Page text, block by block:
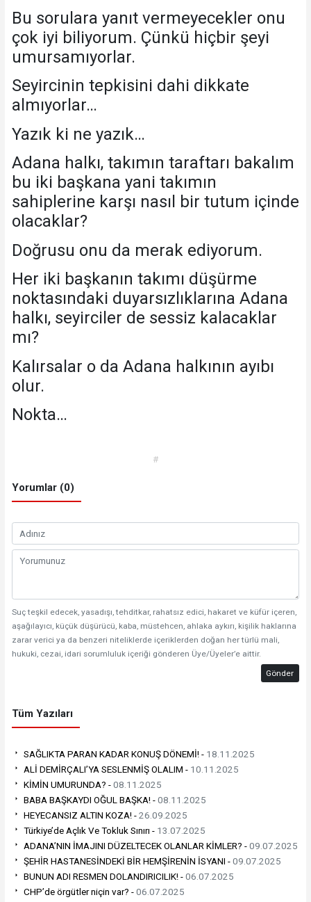
Bu sorulara yanıt vermeyecekler onu
çok iyi biliyorum. Çünkü hiçbir şeyi
umursamıyorlar.
Seyircinin tepkisini dahi dikkate
almıyorlar…
Yazık ki ne yazık…
Adana halkı, takımın taraftarı bakalım
bu iki başkana yani takımın
sahiplerine karşı nasıl bir tutum içinde
olacaklar?
Doğrusu onu da merak ediyorum.
Her iki başkanın takımı düşürme
noktasındaki duyarsızlıklarına Adana
halkı, seyirciler de sessiz kalacaklar
mı?
Kalırsalar o da Adana halkının ayıbı
olur.
Nokta…
#
Yorumlar (0)
Suç teşkil edecek, yasadışı, tehditkar, rahatsız edici, hakaret ve küfür içeren,
aşağılayıcı, küçük düşürücü, kaba, müstehcen, ahlaka aykırı, kişilik haklarına
zarar verici ya da benzeri niteliklerde içeriklerden doğan her türlü mali,
hukuki, cezai, idari sorumluluk içeriği gönderen Üye/Üyeler’e aittir.
Gönder
Tüm Yazıları
SAĞLIKTA PARAN KADAR KONUŞ DÖNEMİ! - 18.11.2025
ALİ DEMİRÇALI’YA SESLENMİŞ OLALIM - 10.11.2025
KİMİN UMURUNDA? -08.11.2025
BABA BAŞKAYDI OĞUL BAŞKA! -08.11.2025
HEYECANSIZ ALTIN KOZA! -26.09.2025
Türkiye’de Açlık Ve Tokluk Sınırı - 13.07.2025
ADANA’NIN İMAJINI DÜZELTECEK OLANLAR KİMLER? -09.07.2025
ŞEHİR HASTANESİNDEKİ BİR HEMŞİRENİN İSYANI -09.07.2025
BUNUN ADI RESMEN DOLANDIRICILIK! -06.07.2025
CHP’de örgütler niçin var? -06.07.2025